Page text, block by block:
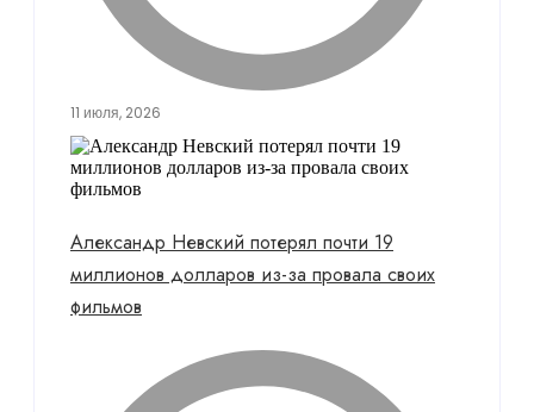
11 июля, 2026
Александр Невский потерял почти 19
миллионов долларов из-за провала своих
фильмов